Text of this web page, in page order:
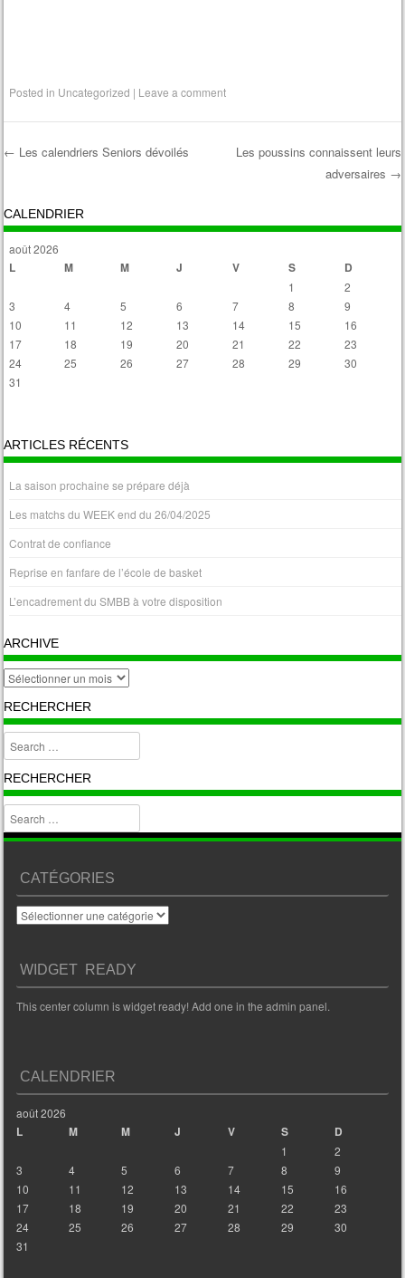
Posted in Uncategorized | Leave a comment
← Les calendriers Seniors dévoilés
Les poussins connaissent leurs
adversaires →
CALENDRIER
août 2026
L M M J V S D
1
2
3
4 5 6 7 8
9
10
11 12 13 14 15
16
17
18 19 20 21 22
23
24
25 26 27 28 29
30
31
ARTICLES RÉCENTS
La saison prochaine se prépare déjà
Les matchs du WEEK end du 26/04/2025
Contrat de confiance
Reprise en fanfare de l’école de basket
L’encadrement du SMBB à votre disposition
ARCHIVE
archive
RECHERCHER
Search
RECHERCHER
Search
CATÉGORIES
Catégories
WIDGET READY
This center column is widget ready! Add one in the admin panel.
CALENDRIER
août 2026
L M M J V S D
1
2
3
4 5 6 7 8
9
10
11 12 13 14 15
16
17
18 19 20 21 22
23
24
25 26 27 28 29
30
31